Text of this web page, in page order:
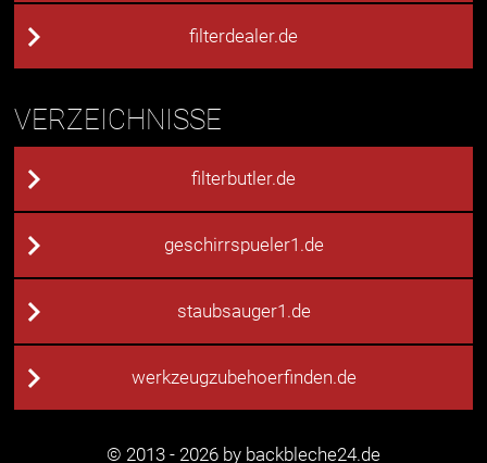
filterdealer.de
VERZEICHNISSE
filterbutler.de
geschirrspueler1.de
staubsauger1.de
werkzeugzubehoerfinden.de
© 2013 - 2026 by backbleche24.de